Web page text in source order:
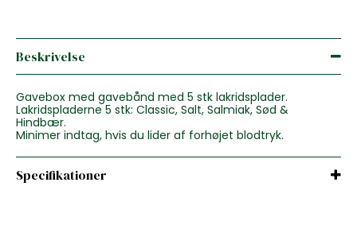
Beskrivelse
Gavebox med gavebånd med 5 stk lakridsplader.
Lakridspladerne 5 stk: Classic, Salt, Salmiak, Sød &
Hindbær.
Minimer indtag, hvis du lider af forhøjet blodtryk.
Specifikationer